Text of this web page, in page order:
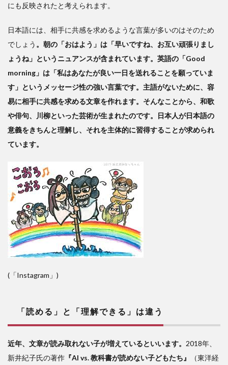
にも反映されたと考えられます。
日本語には、相手に共感を求めるような言葉が多いのはそのため
でしょう 。朝の「おはよう」は「早いですね、お互い頑張りまし
ょうね」というニュアンスが含まれています。英語の「Good
morning」は「私はあなたが良い一日を送れることを願っていま
す」というメッセージ性の強い言葉です。主語がないために、容
易に相手に共感を求める文章を作れます。そんなことから、和歌
や俳句、川柳といった芸術が生まれたのです。日本人が日本語の
意義をきちんと理解し、それを主体的に習得することが求められ
ています。
(「Instagram」)
「読める」と「理解できる」は違う
近年、文章が読み取れない子が増えているといいます。 2018年、
新井紀子氏の著作 『AI vs. 教科書が読めない子どもたち』
（東洋経